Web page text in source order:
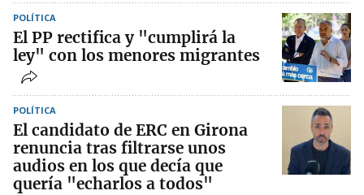
POLÍTICA
El PP rectifica y "cumplirá la
ley" con los menores migrantes
POLÍTICA
El candidato de ERC en Girona
renuncia tras filtrarse unos
audios en los que decía que
quería "echarlos a todos"